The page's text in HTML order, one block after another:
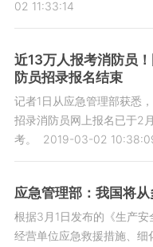
02 11:33:14
近13万人报考消防员
防员招录报名结束
记者1日从应急管理部获悉
招录消防员网上报名已于2
考。
2019-03-02
应急管理部：我国将
根据3月1日发布的《生产
经营单位应急救援措施、